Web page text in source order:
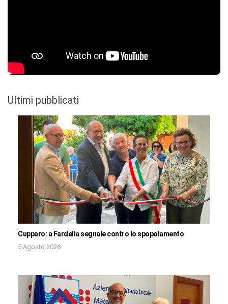
Ultimi pubblicati
Cupparo: a Fardella segnale contro lo spopolamento
5 Agosto 2026